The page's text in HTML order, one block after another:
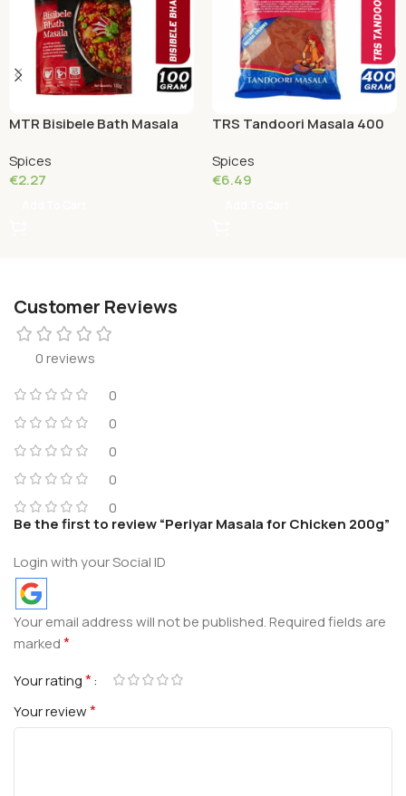
MTR Bisibele Bath Masala
Spices
€2.27
TRS Tandoori Masala 400
Spices
€6.49
Customer Reviews
0 reviews
0
0
0
0
0
Be the first to review “Periyar Masala for Chicken 200g”
Login with your Social ID
Your email address will not be published.Required fields are
marked*
Your rating*
Your review*